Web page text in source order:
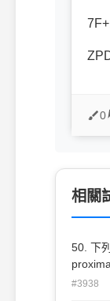
0
相關
50. 下
確的？
#3938